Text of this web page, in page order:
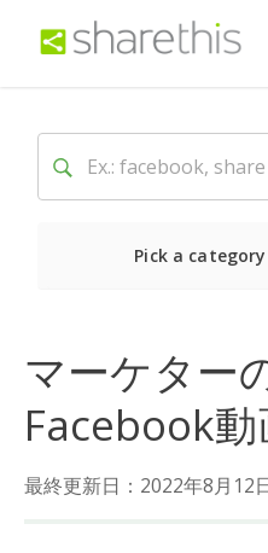
Pick a category
マーケター
Facebook
最終更新日：2022年8月12